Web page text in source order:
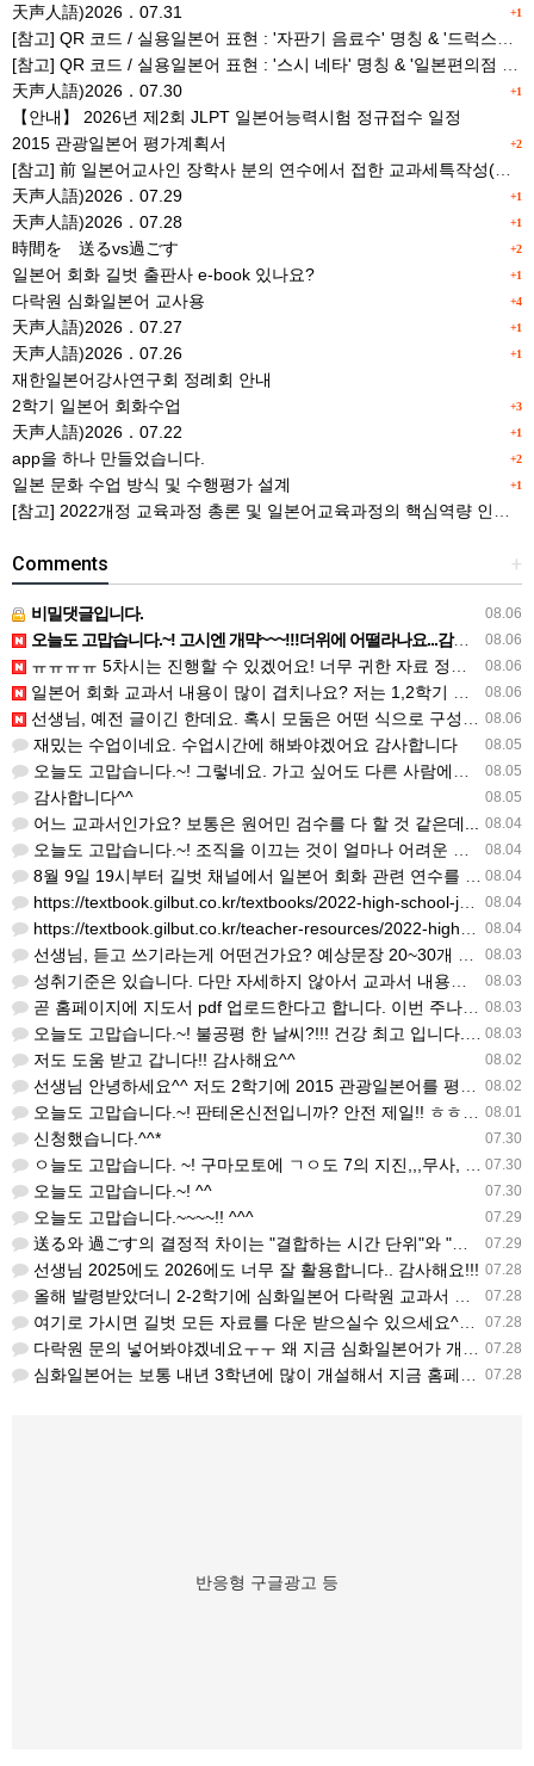
+1
天声人語)2026．07.31
+1
天声人語)2026．07.30
【안내】 2026년 제2회 JLPT 일본어능력시험 정규접수 일정
+2
2015 관광일본어 평가계획서
+1
天声人語)2026．07.29
+1
天声人語)2026．07.28
+2
時間を 送るvs過ごす
+1
일본어 회화 길벗 출판사 e-book 있나요?
+4
다락원 심화일본어 교사용
+1
天声人語)2026．07.27
+1
天声人語)2026．07.26
재한일본어강사연구회 정례회 안내
+3
2학기 일본어 회화수업
+1
天声人語)2026．07.22
+2
app을 하나 만들었습니다.
+1
일본 문화 수업 방식 및 수행평가 설계
+
Comments
08.06
비밀댓글입니다.
08.06
오늘도 고맙습니다.~! 고시엔 개먁~~~!!!더위에 어떨라나요...감사합니다. ^^
08.06
ㅠㅠㅠㅠ 5차시는 진행할 수 있겠어요! 너무 귀한 자료 정말 감사합니다!!!
08.06
일본어 회화 교과서 내용이 많이 겹치나요? 저는 1,2학기 출판사가 달라서인지, 회화 단어와 분량이 더 많다…
08.06
선생님, 예전 글이긴 한데요. 혹시 모둠은 어떤 식으로 구성하셨을까요? 진단평가를 보시고 모둠장(도우미학생)…
08.05
재밌는 수업이네요. 수업시간에 해봐야겠어요 감사합니다
08.05
오늘도 고맙습니다.~! 그렇네요. 가고 싶어도 다른 사람에게 민폐는 안되는 것... 감사해요. ^^
08.05
감사합니다^^
08.04
어느 교과서인가요? 보통은 원어민 검수를 다 할 것 같은데...
08.04
오늘도 고맙습니다.~! 조직을 이끄는 것이 얼마나 어려운 일일까요? 우선 봉사하는 마음이 필요!!! 감사해요…
08.04
8월 9일 19시부터 길벗 채널에서 일본어 회화 관련 연수를 저작 직강으로 한다고 합니다. 많이 도움이 되실…
08.04
https://textbook.gilbut.co.kr/textbooks/2022-high-school-jap…
08.04
https://textbook.gilbut.co.kr/teacher-resources/2022-high-sc…
08.03
선생님, 듣고 쓰기라는게 어떤건가요? 예상문장 20~30개 중 몇개를 틀어주고 들리는대로 쓰는 건가요? 자세…
08.03
성취기준은 있습니다. 다만 자세하지 않아서 교과서 내용에 맞게 좀 더 구체적으로 재구조화를 하신 선생님이 계…
08.03
곧 홈페이지에 지도서 pdf 업로드한다고 합니다. 이번 주나 다음 주에 e-book 기반 전자저작물도 업로드…
08.03
오늘도 고맙습니다.~! 불공평 한 날씨?!!! 건강 최고 입니다. ^^
08.02
저도 도움 받고 갑니다!! 감사해요^^
08.02
선생님 안녕하세요^^ 저도 2학기에 2015 관광일본어를 평가계획을 세우려고 하는데. ..아무리 찾아도 없어…
08.01
오늘도 고맙습니다.~! 판테온신전입니까? 안전 제일!! ㅎㅎ 감사해요. ^^
07.30
신청했습니다.^^*
07.30
ㅇ늘도 고맙습니다. ~! 구마모토에 ㄱㅇ도 7의 지진,,,무사, 안전을 기도 합니다. 감사해요...
07.30
오늘도 고맙습니다.~! ^^
07.29
오늘도 고맙습니다.~~~~!! ^^^
07.29
送る와 過ごす의 결정적 차이는 "결합하는 시간 단위"와 "묘사 대상"입니다. 過ごす 하루, 오후, 주말, 휴…
07.28
선생님 2025에도 2026에도 너무 잘 활용합니다.. 감사해요!!!
07.28
올해 발령받았더니 2-2학기에 심화일본어 다락원 교과서 채택되어 있네요. 저도 당장 다음달부터 수업을 해야하…
07.28
여기로 가시면 길벗 모든 자료를 다운 받으실수 있으세요^^ https://coffee-plume-710.no…
07.28
다락원 문의 넣어봐야겠네요ㅜㅜ 왜 지금 심화일본어가 개설된지는 저도 참 의문입니다... 작년에 계셨던 선생님…
07.28
심화일본어는 보통 내년 3학년에 많이 개설해서 지금 홈페이지에 없는가보네요~ 일본어랑 생활 일본어는 다 있는…
반응형 구글광고 등